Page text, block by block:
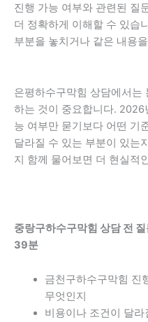
진행 가능 여부와 관련된 질
더 정확하게 이해할 수 있습
부분을 놓치거나 같은 내용
은평하수구막힘 상담에서는
하는 것이 중요합니다.
능 여부만 묻기보다 어떤 기
달라질 수 있는 부분이 있는
지 함께 물어보면 더 현실적
중랑구하수구막힘 상담 전
39분
금천구하수구막힘 진
무엇인지
비용이나 조건이 달